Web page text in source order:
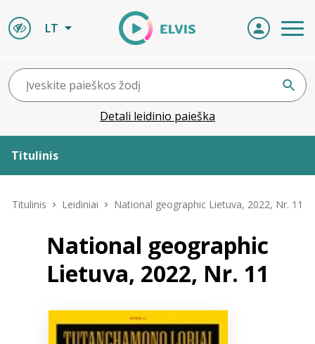
LT
Detali leidinio paieška
Titulinis
Leidiniai
ELVIS atvyksta
Naujienos
Titulinis Leidiniai National geographic Lietuva, 2022, Nr. 11
National geographic
Lietuva, 2022, Nr. 11